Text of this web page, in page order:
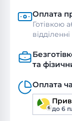
Оплата
Готівкою
та
Оплата
до 6